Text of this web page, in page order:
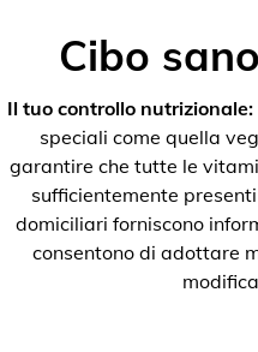
Cibo
Il tuo controllo nutrizionale:
speciali come quella
garantire che tutte le
sufficientemente
domiciliari forniscono
consentono di adottare